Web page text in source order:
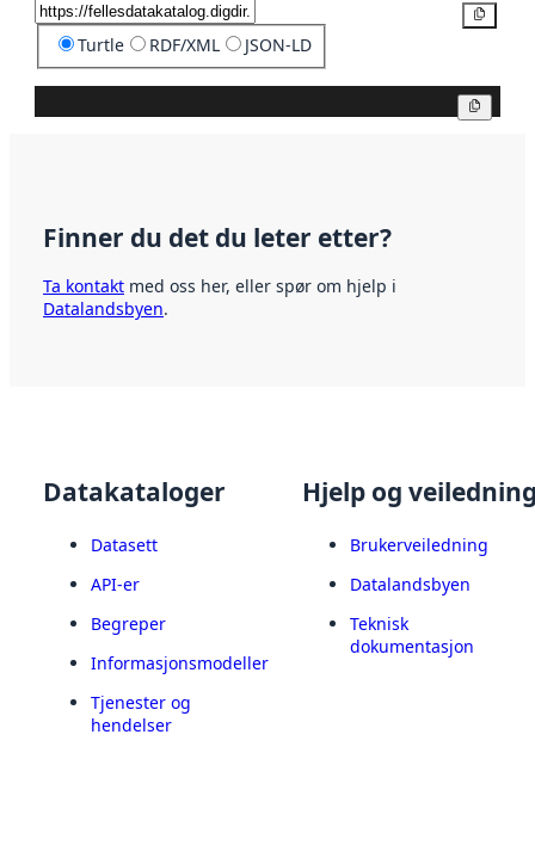
Turtle RDF/XML JSON-LD
Finner du det du leter etter?
Ta kontakt med oss her, eller spør om hjelp i
Datalandsbyen.
Datakataloger
Datasett
API-er
Begreper
Informasjonsmodeller
Tjenester og
hendelser
Hjelp og
Brukerveiledning
Datalandsbyen
Teknisk
dokumentasjon